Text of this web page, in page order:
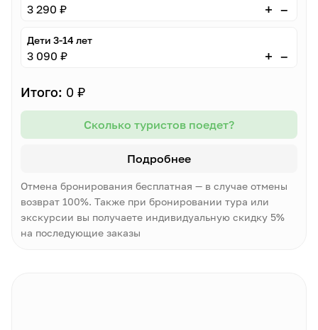
3 290 ₽ + –
Дети 3-14 лет
3 090 ₽ + –
Итого: 0 ₽
Сколько туристов поедет?
Подробнее
Отмена бронирования бесплатная — в случае отмены
возврат 100%. Также при бронировании тура или
экскурсии вы получаете индивидуальную скидку 5%
на последующие заказы